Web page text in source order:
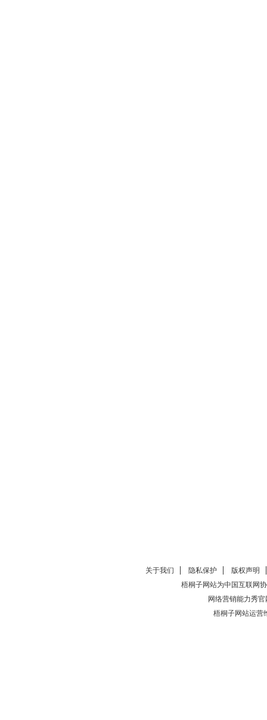
关于我们 隐私保护
版权声明
梧桐子网站为中国互联网
网络营销能力秀官
梧桐子网站运营